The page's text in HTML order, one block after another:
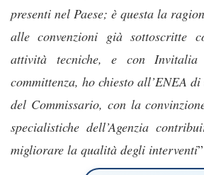
presenti nel Paese; è questa la
alle convenzioni già sottoscritte
attività tecniche, e con
committenza, ho chiesto all’ENEA
del Commissario, con la
specialistiche dell’Agenzia
migliorare la qualità degli interventi